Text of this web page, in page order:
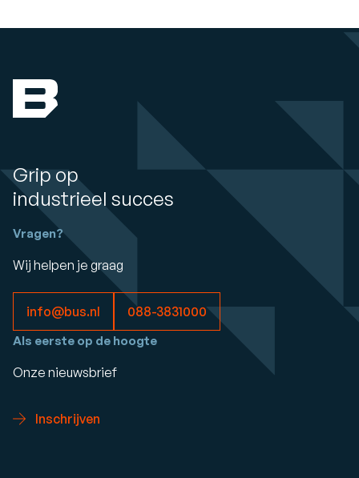
Grip op
industrieel succes
Vragen?
Wij helpen je graag
info@bus.nl 088-3831000
Als eerste op de hoogte
Onze nieuwsbrief
Inschrijven